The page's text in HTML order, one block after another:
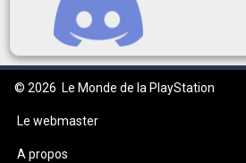
© 2026 Le Monde de la PlayStation
Le webmaster
A propos